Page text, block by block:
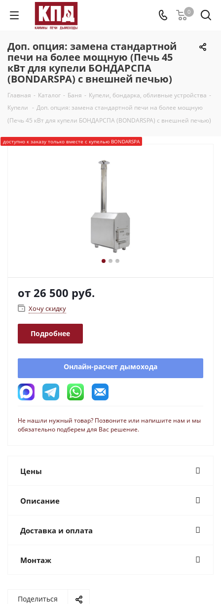
0
Доп. опция: замена стандартной
печи на более мощную (Печь 45
кВт для купели БОНДАРСПА
(BONDARSPA) с внешней печью)
Главная - Каталог - Баня - Купели, бондарка, обливные устройства -
Купели - Доп. опция: замена стандартной печи на более мощную
(Печь 45 кВт для купели БОНДАРСПА (BONDARSPA) с внешней печью)
доступно к заказу только вместе с купелью BONDARSPA
от 26 500 руб.
Хочу скидку
Подробнее
Онлайн-расчет дымохода
Не нашли нужный товар? Позвоните или напишите нам и мы
обязательно подберем для Вас решение.
Цены
Описание
Доставка и оплата
Монтаж
Поделиться